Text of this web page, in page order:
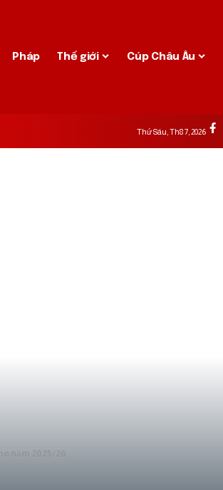
Pháp Thế giới Cúp Châu Âu
Thứ Sáu, Th8 7, 2026